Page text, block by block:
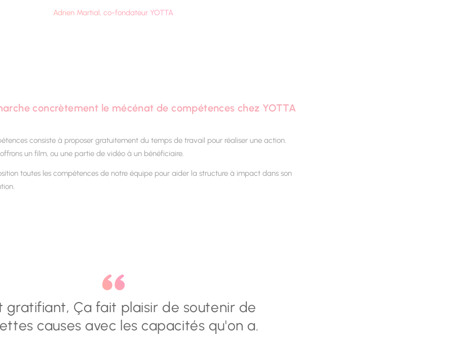
Adrien Martial, co-fondateur YOTTA
concrètement le mécénat de compétences chez YOTTA
consiste à proposer gratuitement du temps de travail pour réaliser une action.
un film, ou une partie de vidéo à un bénéficiaire.
toutes les compétences de notre équipe pour aider la structure à impact dans son
gratifiant, Ça fait plaisir de soutenir de
causes avec les capacités qu'on a.